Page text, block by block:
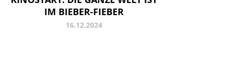
IM BIEBER-FIEBER
16.12.2024